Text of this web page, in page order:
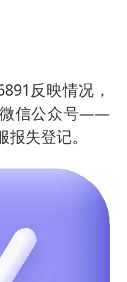
反映情况，
微信公众号——
失登记。